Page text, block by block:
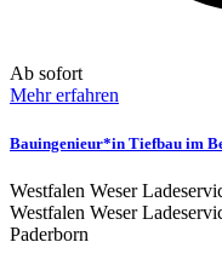
Ab sofort
Mehr erfahren
Bauingenieur*in Tiefbau im
Westfalen Weser
Westfalen Weser
Paderborn